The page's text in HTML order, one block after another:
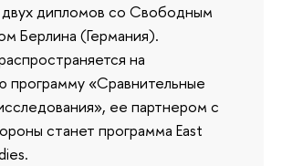
дипломов со Свободным
Берлина (Германия).
на
программу «Сравнительные
ее партнером с
станет программа East